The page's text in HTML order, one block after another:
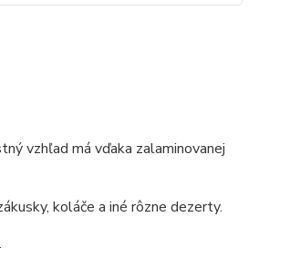
vzhľad má vďaka zalaminovanej
koláče a iné rôzne dezerty.